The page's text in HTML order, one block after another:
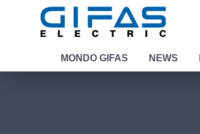
MONDO GIFAS NEWS